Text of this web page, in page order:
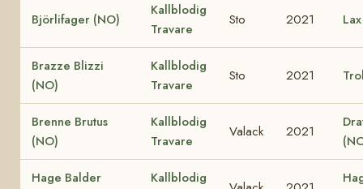
Björlifager (NO)
Kallblodig
Travare
Sto 2021
Brazze Blizzi
(NO)
Kallblodig
Travare
Sto 2021
Brenne Brutus
(NO)
Kallblodig
Travare
Valack 2021
Hage Balder
Kallblodig